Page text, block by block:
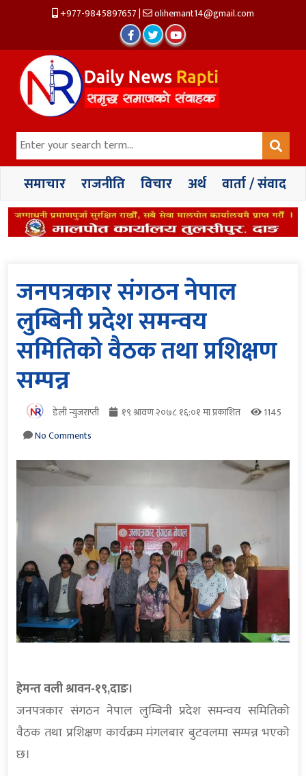
+977-9845897657| olihemant14@gmail.com
समाचार राजनीति विचार अर्थ वार्ता / संवाद
जनपत्रकार संगठन नेपाल
लुम्बिनी प्रदेश समन्वय
समितिको वैठक तथा प्रशिक्षण
सम्पन्न
डेली न्युजराप्ती १९ श्रावण २०७८ १६:०१ मा प्रकाशित
1145
No Comments
हेमन्त वली श्रावन-१९,दाङ।
जनपत्रकार संगठन नेपाल लुम्बिनी प्रदेश समन्वय समितिको
वैठक तथा प्रशिक्षण कार्यक्रम मंगलबार बुटवलमा सम्पन्न भएको
छ।